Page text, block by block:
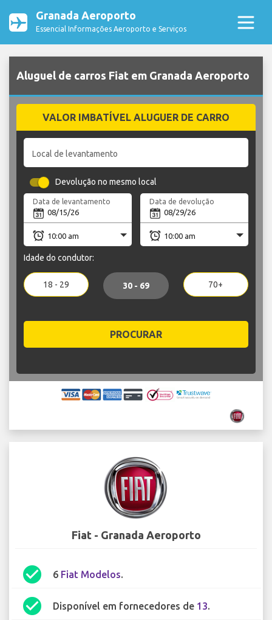
Granada Aeroporto
Essencial Informações Aeroporto e Serviços
Aluguel de carros Fiat em Granada Aeroporto
VALOR IMBATÍVEL ALUGUER DE CARRO
Local de levantamento
Devolução no mesmo local
Data de levantamento Data de devolução
Idade do condutor:
18 - 29 30 - 69 70+
PROCURAR
Fiat - Granada Aeroporto
check_circle 6 Fiat Modelos.
check_circle Disponível em fornecedores de 13.